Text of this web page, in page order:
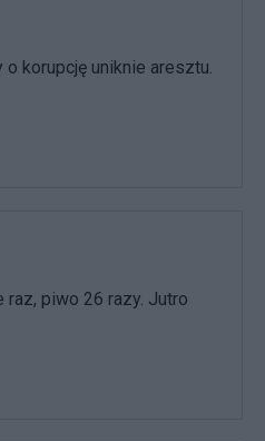
korupcję uniknie aresztu.
raz, piwo 26 razy. Jutro